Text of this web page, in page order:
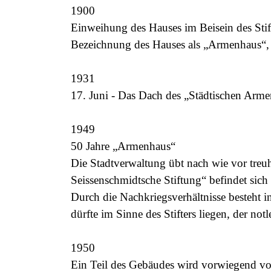
1900
Einweihung des Hauses im Beisein des
Bezeichnung desHauses als
1931
17. Juni - Das Dach des „Städtischen
1949
50 Jahre „Armenhaus“
Die Stadtverwaltung übt nach wie vor
Seissenschmidtsche Stiftung“ befindet
Durch die Nachkriegsverhältnisse
dürfte im Sinne des Stiftersliegen, der
1950
Ein Teil des Gebäudes wird vorwiegend